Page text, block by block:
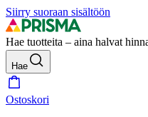
Siirry suoraan sisältöön
Hae tuotteita – aina halvat
Hae
Ostoskori